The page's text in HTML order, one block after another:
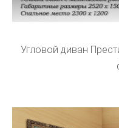
Угловой диван